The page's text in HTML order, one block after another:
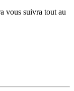
vous suivra tout au